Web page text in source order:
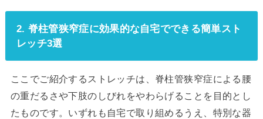
2. 脊柱管狭窄症に効果的な自宅でできる簡単スト
レッチ3選
ここでご紹介するストレッチは、脊柱管狭窄症による腰
の重だるさや下肢のしびれをやわらげることを目的とし
たものです。いずれも自宅で取り組めるうえ、特別な器